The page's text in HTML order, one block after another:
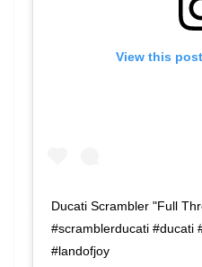
View this
Ducati Scrambler "Full
#scramblerducati #ducati
#landofjoy